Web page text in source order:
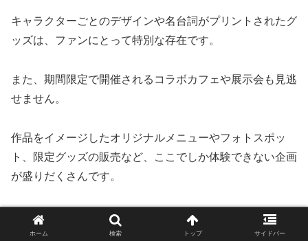
キャラクターごとのデザインや名台詞がプリントされたグ
ッズは、ファンにとって特別な存在です。
また、期間限定で開催されるコラボカフェや展示会も見逃
せません。
作品をイメージしたオリジナルメニューやフォトスポッ
ト、限定グッズの販売など、ここでしか体験できない企画
が盛りだくさんです。
これらのコラボイベントは、アニメの世界観をリアルに感
じる貴重な機会です。
ホーム 検索 トップ サイドバー